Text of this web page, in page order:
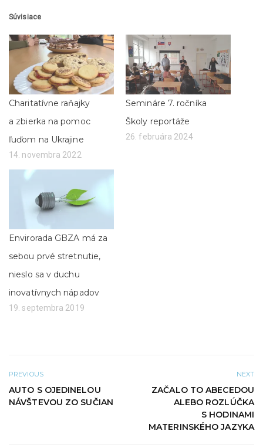
i
e
a
s
l
b
T
w
i
t
e
r
(
O
t
o
v
o
o
n
e
a
F
a
c
e
b
o
o
k
u
O
t
v
o
r
í
o
v
o
o
k
n
)
Súvisiace
Charitatívne raňajky
a zbierka na pomoc
ľuďom na Ukrajine
14. novembra 2022
Semináre 7. ročníka
Školy reportáže
26. februára 2024
Envirorada GBZA má za
sebou prvé stretnutie,
nieslo sa v duchu
inovatívnych nápadov
19. septembra 2019
PREVIOUS
AUTO S OJEDINELOU
NÁVŠTEVOU ZO SUČIAN
NEXT
ZAČALO TO ABECEDOU
ALEBO ROZLÚČKA
S HODINAMI
MATERINSKÉHO JAZYKA